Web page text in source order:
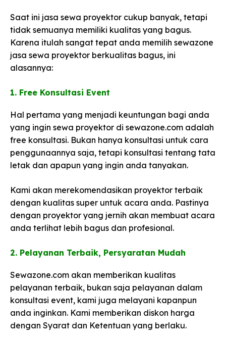
Saat ini jasa sewa proyektor cukup banyak, tetapi
tidak semuanya memiliki kualitas yang bagus.
Karena itulah sangat tepat anda memilih sewazone
jasa sewa proyektor berkualitas bagus, ini
alasannya:
1. Free Konsultasi Event
Hal pertama yang menjadi keuntungan bagi anda
yang ingin sewa proyektor di sewazone.com adalah
free konsultasi. Bukan hanya konsultasi untuk cara
penggunaannya saja, tetapi konsultasi tentang tata
letak dan apapun yang ingin anda tanyakan.
Kami akan merekomendasikan proyektor terbaik
dengan kualitas super untuk acara anda. Pastinya
dengan proyektor yang jernih akan membuat acara
anda terlihat lebih bagus dan profesional.
2. Pelayanan Terbaik, Persyaratan Mudah​
Sewazone.com akan memberikan kualitas
pelayanan terbaik, bukan saja pelayanan dalam
konsultasi event, kami juga melayani kapanpun
anda inginkan. Kami memberikan diskon harga
dengan Syarat dan Ketentuan yang berlaku.